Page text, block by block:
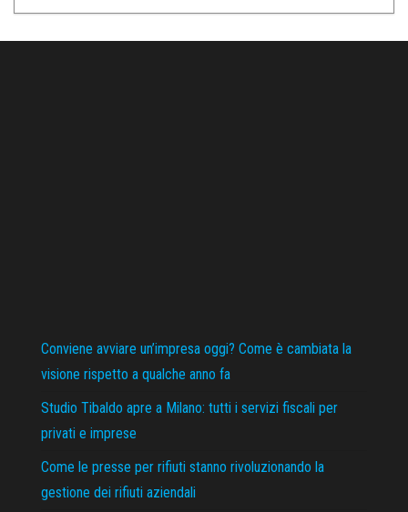
Conviene avviare un’impresa oggi? Come è cambiata la
visione rispetto a qualche anno fa
Studio Tibaldo apre a Milano: tutti i servizi fiscali per
privati e imprese
Come le presse per rifiuti stanno rivoluzionando la
gestione dei rifiuti aziendali